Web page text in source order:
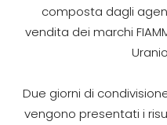
composta dagli
vendita dei marchi
Due giorni di
vengono presentati i